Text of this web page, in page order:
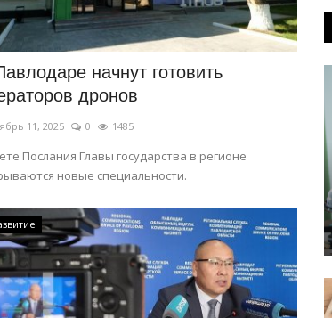
начнут готовить
дронов
11, 2025 0 1485
Послания Главы государства в регионе
новые специальности.